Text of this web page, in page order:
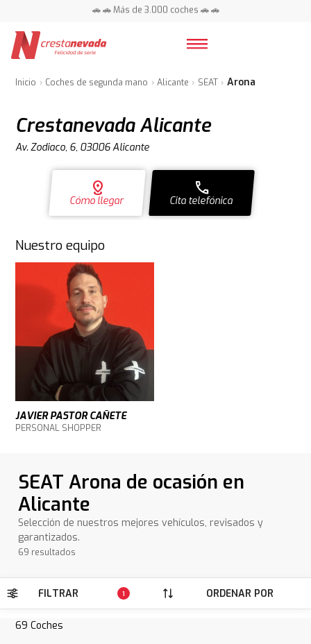
📍 Centros en toda España ⭐
📍 Centros en toda España ⭐
Inicio Coches de segunda mano Alicante SEAT Arona
Crestanevada Alicante
Av. Zodiaco, 6, 03006 Alicante
distance
Cómo llegar
call
Cita telefónica
Nuestro equipo
JAVIER PASTOR CAÑETE
PERSONAL SHOPPER
SEAT Arona de ocasión en
Alicante
Selección de nuestros mejores vehículos, revisados y
garantizados.
69 resultados
FILTRAR 1 ORDENAR POR
69 Coches